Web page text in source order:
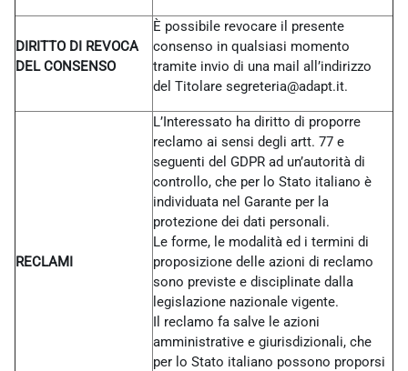
DIRITTO DI REVOCA
DEL CONSENSO
È possibile revocare il presente
consenso in qualsiasi momento
tramite invio di una mail all’indirizzo
del Titolare segreteria@adapt.it.
RECLAMI
L’Interessato ha diritto di proporre
reclamo ai sensi degli artt. 77 e
seguenti del GDPR ad un’autorità di
controllo, che per lo Stato italiano è
individuata nel Garante per la
protezione dei dati personali.
Le forme, le modalità ed i termini di
proposizione delle azioni di reclamo
sono previste e disciplinate dalla
legislazione nazionale vigente.
Il reclamo fa salve le azioni
amministrative e giurisdizionali, che
per lo Stato italiano possono proporsi